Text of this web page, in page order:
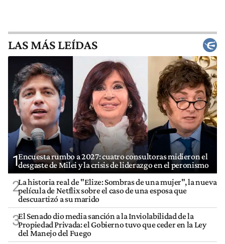
LAS MÁS LEÍDAS
1Encuesta rumbo a 2027: cuatro consultoras midieron el
desgaste de Milei y la crisis de liderazgo en el peronismo
2La historia real de "Elize: Sombras de una mujer", la nueva
película de Netflix sobre el caso de una esposa que
descuartizó a su marido
3El Senado dio media sanción a la Inviolabilidad de la
Propiedad Privada: el Gobierno tuvo que ceder en la Ley
del Manejo del Fuego